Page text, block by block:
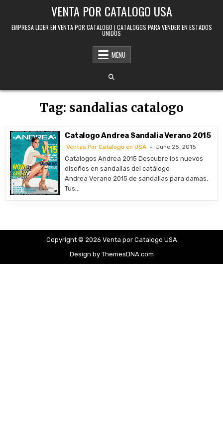
VENTA POR CATALOGO USA
EMPRESA LIDER EN VENTA POR CATALOGO | CATALOGOS PARA VENDER EN ESTADOS
UNIDOS
MENU
Tag: sandalias catalogo
Catalogo Andrea Sandalia Verano 2015
Ventas Por Catalogo en USA June 25, 2015
Catalogos Andrea 2015 Descubre los nuevos
diseños en sandalias del catálogo
Andrea Verano 2015 de sandalias para damas.
Tus…
Copyright © 2026 Venta por Catalogo USA
Design by ThemesDNA.com